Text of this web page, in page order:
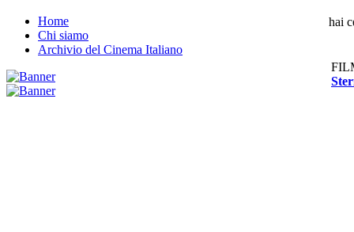
Home
Chi siamo
Archivio del Cinema Italiano
hai